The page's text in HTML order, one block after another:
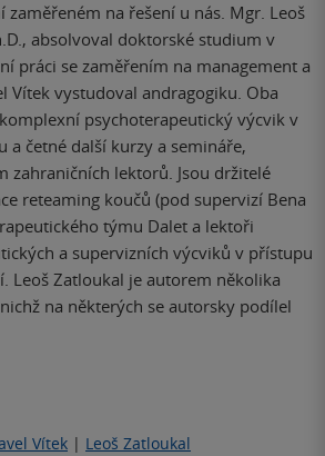
zaměřeném na řešení u nás. Mgr. Leoš
absolvoval doktorské studium v
práci se zaměřením na management a
Vítek vystudoval andragogiku. Oba
psychoterapeutický výcvik v
a četné další kurzy a semináře,
zahraničních lektorů. Jsou držitelé
reteaming koučů (pod supervizí Bena
týmu Dalet a lektoři
a supervizních výcviků v přístupu
Leoš Zatloukal je autorem několika
na některých se autorsky podílel
Vítek | Leoš Zatloukal